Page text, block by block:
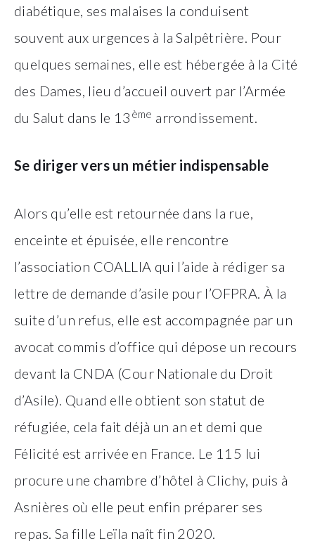
diabétique, ses malaises la conduisent
souvent aux urgences à la Salpêtrière. Pour
quelques semaines, elle est hébergée à la Cité
des Dames, lieu d’accueil ouvert par l’Armée
du Salut dans le 13 ème arrondissement.
Se diriger vers un métier indispensable
Alors qu’elle est retournée dans la rue,
enceinte et épuisée, elle rencontre
l’association COALLIA qui l’aide à rédiger sa
lettre de demande d’asile pour l’OFPRA. À la
suite d’un refus, elle est accompagnée par un
avocat commis d’office qui dépose un recours
devant la CNDA (Cour Nationale du Droit
d’Asile). Quand elle obtient son statut de
réfugiée, cela fait déjà un an et demi que
Félicité est arrivée en France. Le 115 lui
procure une chambre d’hôtel à Clichy, puis à
Asnières où elle peut enfin préparer ses
repas. Sa fille Leïla naît fin 2020.